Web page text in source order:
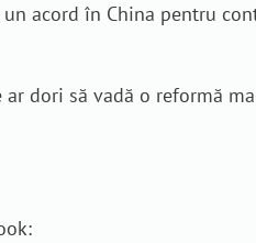
acord în China pentru
dori să vadă o reformă